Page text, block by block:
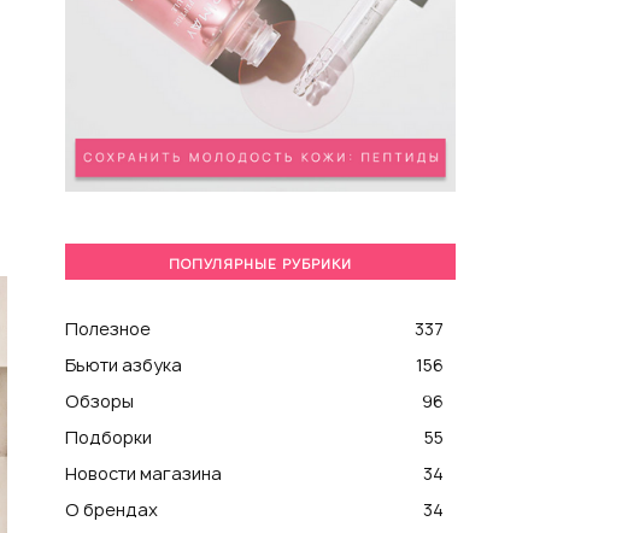
ПОПУЛЯРНЫЕ РУБРИКИ
Полезное
337
Бьюти азбука
156
Обзоры
96
Подборки
55
Новости магазина
34
О брендах
34